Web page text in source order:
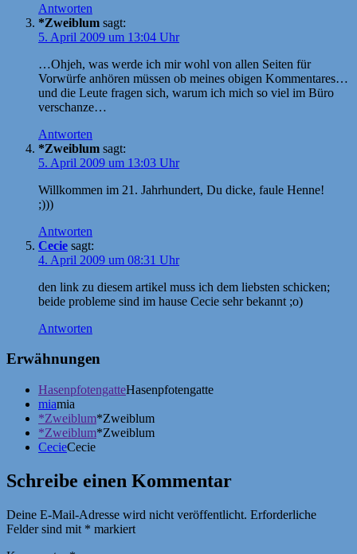
Antworten
*Zweiblum sagt:
5. April 2009 um 13:04 Uhr
…Ohjeh, was werde ich mir wohl von allen Seiten für
Vorwürfe anhören müssen ob meines obigen Kommentares…
und die Leute fragen sich, warum ich mich so viel im Büro
verschanze…
Antworten
*Zweiblum sagt:
5. April 2009 um 13:03 Uhr
Willkommen im 21. Jahrhundert, Du dicke, faule Henne!
;)))
Antworten
Cecie sagt:
4. April 2009 um 08:31 Uhr
den link zu diesem artikel muss ich dem liebsten schicken;
beide probleme sind im hause Cecie sehr bekannt ;o)
Antworten
Erwähnungen
HasenpfotengatteHasenpfotengatte
miamia
*Zweiblum*Zweiblum
*Zweiblum*Zweiblum
CecieCecie
Schreibe einen Kommentar
Deine E-Mail-Adresse wird nicht veröffentlicht. Erforderliche
Felder sind mit * markiert